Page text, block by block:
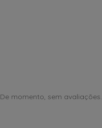
De momento, sem avaliações.